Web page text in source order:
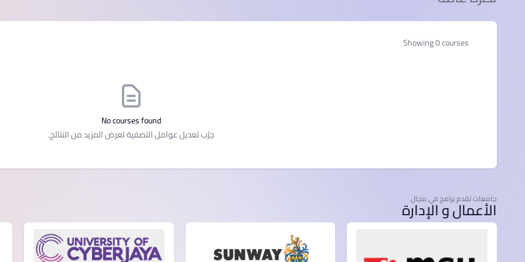
Showing 0 courses
No courses found
جرّب تعديل عوامل التصفية لعرض المزيد من النتائج.
جامعات تقدم برامج في مجال
الأعمال و الإدارة